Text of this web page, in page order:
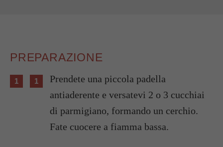
PREPARAZIONE
Prendete una piccola padella
antiaderente e versatevi 2 o 3 cucchiai
di parmigiano, formando un cerchio.
Fate cuocere a fiamma bassa.